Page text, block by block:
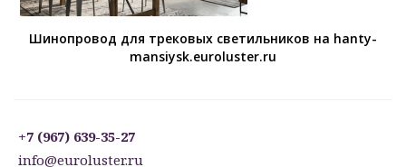
Шинопровод для трековых светильников на hanty-
mansiysk.euroluster.ru
+7 (967) 639-35-27
info@euroluster.ru